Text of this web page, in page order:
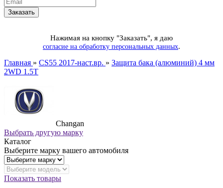
Нажимая на кнопку "Заказать", я даю
согласие на обработку персональных данных.
Главная » CS55 2017-наст.вр. » Защита бака (алюминий) 4 мм
2WD 1.5T
Changan
Выбрать другую марку
Каталог
Выберите марку вашего автомобиля
Показать товары